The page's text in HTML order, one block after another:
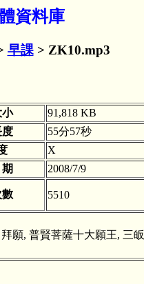
資料庫
早課> ZK10.mp3
91,818 KB
度
55分57秒
X
2008/7/9
5510
願, 普賢菩薩十大願王, 三皈